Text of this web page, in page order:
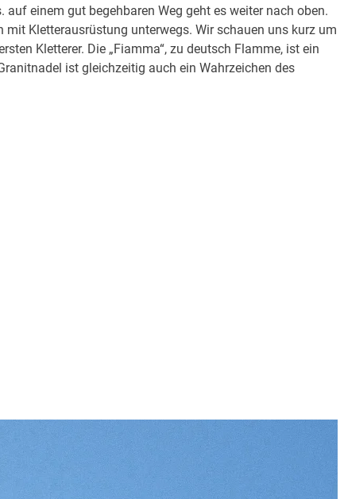
einem gut begehbaren Weg geht es weiter nach oben.
Kletterausrüstung unterwegs. Wir schauen uns kurz um
Kletterer. Die „Fiamma“, zu deutsch Flamme, ist ein
ist gleichzeitig auch ein Wahrzeichen des